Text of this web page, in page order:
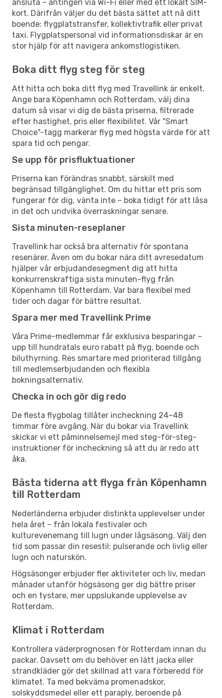
ansluta – antingen via Wi-Fi eller med ett lokalt SIM-
kort. Därifrån väljer du det bästa sättet att nå ditt
boende: flygplatstransfer, kollektivtrafik eller privat
taxi. Flygplatspersonal vid informationsdiskar är en
stor hjälp för att navigera ankomstlogistiken.
Boka ditt flyg steg för steg
Att hitta och boka ditt flyg med Travellink är enkelt.
Ange bara Köpenhamn och Rotterdam, välj dina
datum så visar vi dig de bästa priserna, filtrerade
efter hastighet, pris eller flexibilitet. Vår "Smart
Choice"-tagg markerar flyg med högsta värde för att
spara tid och pengar.
Se upp för prisfluktuationer
Priserna kan förändras snabbt, särskilt med
begränsad tillgänglighet. Om du hittar ett pris som
fungerar för dig, vänta inte – boka tidigt för att låsa
in det och undvika överraskningar senare.
Sista minuten-reseplaner
Travellink har också bra alternativ för spontana
resenärer. Även om du bokar nära ditt avresedatum
hjälper vår erbjudandesegment dig att hitta
konkurrenskraftiga sista minuten-flyg från
Köpenhamn till Rotterdam. Var bara flexibel med
tider och dagar för bättre resultat.
Spara mer med Travellink Prime
Våra Prime-medlemmar får exklusiva besparingar –
upp till hundratals euro rabatt på flyg, boende och
biluthyrning. Res smartare med prioriterad tillgång
till medlemserbjudanden och flexibla
bokningsalternativ.
Checka in och gör dig redo
De flesta flygbolag tillåter incheckning 24–48
timmar före avgång. När du bokar via Travellink
skickar vi ett påminnelsemejl med steg-för-steg-
instruktioner för incheckning så att du är redo att
åka.
Bästa tiderna att flyga från Köpenhamn
till Rotterdam
Nederländerna erbjuder distinkta upplevelser under
hela året – från lokala festivaler och
kulturevenemang till lugn under lågsäsong. Välj den
tid som passar din resestil: pulserande och livlig eller
lugn och naturskön.
Högsäsonger erbjuder fler aktiviteter och liv, medan
månader utanför högsäsong ger dig bättre priser
och en tystare, mer uppslukande upplevelse av
Rotterdam.
Klimat i Rotterdam
Kontrollera väderprognosen för Rotterdam innan du
packar. Oavsett om du behöver en lätt jacka eller
strandkläder gör det skillnad att vara förberedd för
klimatet. Ta med bekväma promenadskor,
solskyddsmedel eller ett paraply, beroende på